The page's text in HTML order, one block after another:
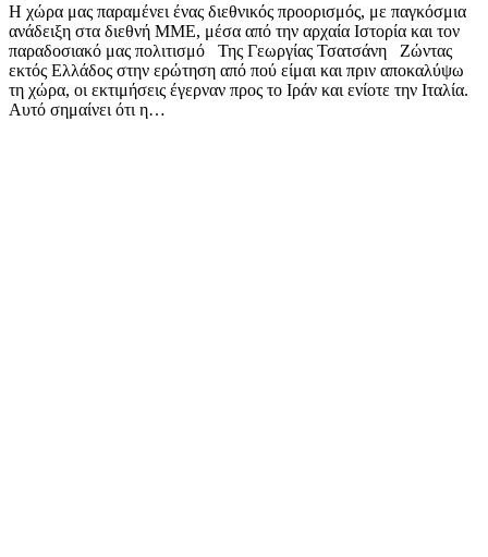
Η χώρα μας παραμένει ένας διεθνικός προορισμός, με παγκόσμια
ανάδειξη στα διεθνή ΜΜΕ, μέσα από την αρχαία Ιστορία και τον
παραδοσιακό μας πολιτισμό Της Γεωργίας Τσατσάνη Ζώντας
εκτός Ελλάδος στην ερώτηση από πού είμαι και πριν αποκαλύψω
τη χώρα, οι εκτιμήσεις έγερναν προς το Ιράν και ενίοτε την Ιταλία.
Αυτό σημαίνει ότι η…